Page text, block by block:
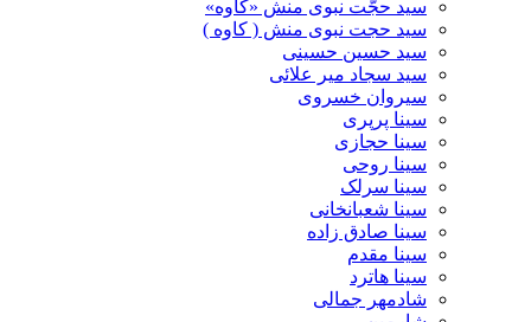
سید حجّت نبوی منش «کاوه»
سید حجت نبوی منش ( کاوه )
سید حسین حسینى
سید سجاد میر علائی
سیروان خسروی
سینا پرپری
سینا حجازی
سینا روحی
سینا سرلک
سینا شعبانخانی
سینا صادق زاده
سینا مقدم
سینا هاترد
شادمهر جمالی